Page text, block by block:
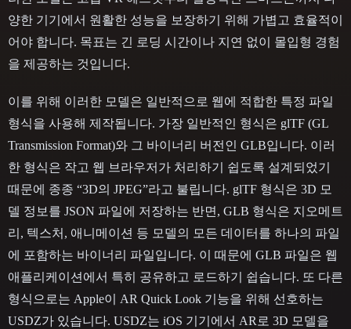
양한 기기에서 원활한 성능을 보장하기 위해 가볍고 효율적이
어야 합니다. 목표는 긴 로딩 시간이나 지연 없이 몰입형 경험
을 제공하는 것입니다.
이를 위해 이러한 모델은 일반적으로 웹에 적합한 특정 파일
형식을 사용해 제작됩니다. 가장 일반적인 형식은 glTF (GL
Transmission Format)와 그 바이너리 버전인 GLB입니다. 이러
한 형식은 작고 웹 브라우저가 처리하기 쉽도록 설계되었기
때문에 종종 “3D의 JPEG”라고 불립니다. glTF 형식은 3D 모
델 정보를 JSON 파일에 저장하는 반면, GLB 형식은 지오메트
리, 텍스처, 애니메이션 등 모델의 모든 데이터를 하나의 파일
에 포함하는 바이너리 파일입니다. 이 때문에 GLB 파일은 웹
애플리케이션에서 특히 공유하고 로드하기 쉽습니다. 또 다른
형식으로는 Apple이 AR Quick Look 기능을 위해 선호하는
USDZ가 있습니다. USDZ는 iOS 기기에서 AR로 3D 모델을